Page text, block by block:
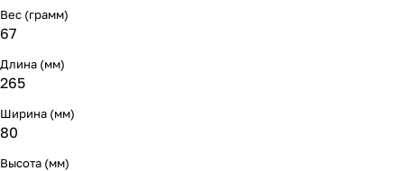
Вес (грамм)
67
Длина (мм)
265
Ширина (мм)
80
Высота (мм)